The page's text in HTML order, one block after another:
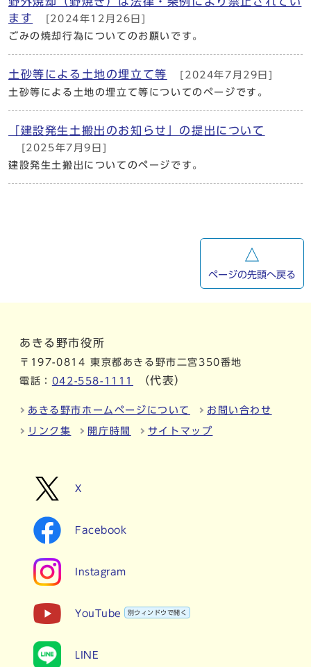
ます
[2024年12月26日]
ごみの焼却行為についてのお願いです。
土砂等による土地の埋立て等
[2024年7月29日]
土砂等による土地の埋立て等についてのページです。
「建設発生土搬出のお知らせ」の提出について
[2025年7月9日]
建設発生土搬出についてのページです。
ページの先頭へ戻る
あきる野市役所
〒197-0814 東京都あきる野市二宮350番地
電話： 042-558-1111 （代表）
あきる野市ホームページについて お問い合わせ
リンク集 開庁時間 サイトマップ
X
Facebook
Instagram
YouTube 別ウィンドウで開く
LINE